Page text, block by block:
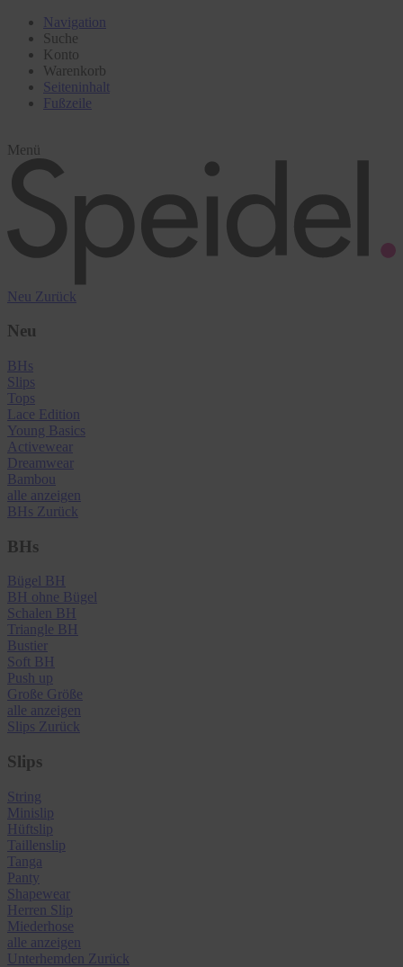
Navigation
Suche
Konto
Warenkorb
Seiteninhalt
Fußzeile
Menü
Neu Zurück
Neu
BHs
Slips
Tops
Lace Edition
Young Basics
Activewear
Dreamwear
Bambou
alle anzeigen
BHs Zurück
BHs
Bügel BH
BH ohne Bügel
Schalen BH
Triangle BH
Bustier
Soft BH
Push up
Große Größe
alle anzeigen
Slips Zurück
Slips
String
Minislip
Hüftslip
Taillenslip
Tanga
Panty
Shapewear
Herren Slip
Miederhose
alle anzeigen
Unterhemden Zurück